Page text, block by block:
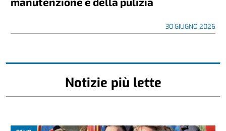
30 GIUGNO 2026
Notizie più lette